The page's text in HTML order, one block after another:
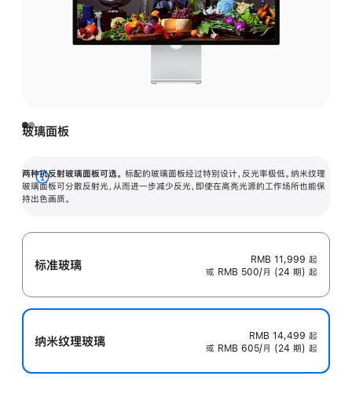
玻璃面板
两种抗反射玻璃面板可选。 标配的玻璃面板经过特别设计，反光率极低。纳米纹理
玻璃面板可分散反射光，从而进一步减少反光，即使在高亮光源的工作场所也能保
持出色画质。
展
开
标准玻璃 RMB 11,999 起
或 RMB 500/月 (24 期) 起
纳米纹理玻璃 RMB 14,499 起
或 RMB 605/月 (24 期) 起